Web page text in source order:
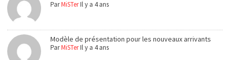
ParMiSTerIl y a 4 ans
Modèle de présentation pour les nouveaux arrivants
ParMiSTerIl y a 4 ans